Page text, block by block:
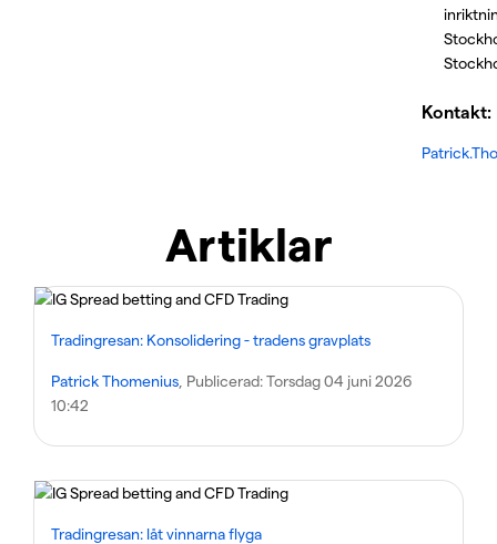
Kontakt:
Artiklar
Tradingresan: Konsolidering - tradens gravplats
Patrick Thomenius , Publicerad:Torsdag 04 juni 2026
10:42
Tradingresan: låt vinnarna flyga